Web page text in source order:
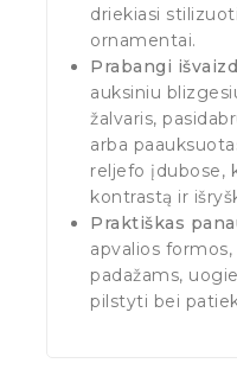
driekiasi
ornamentai.
Prabangi
auksiniu
žalvaris,
arba
reljefo įdubose,
kontrastą ir
Praktiškas
apvalios
padažams,
pilstyti bei